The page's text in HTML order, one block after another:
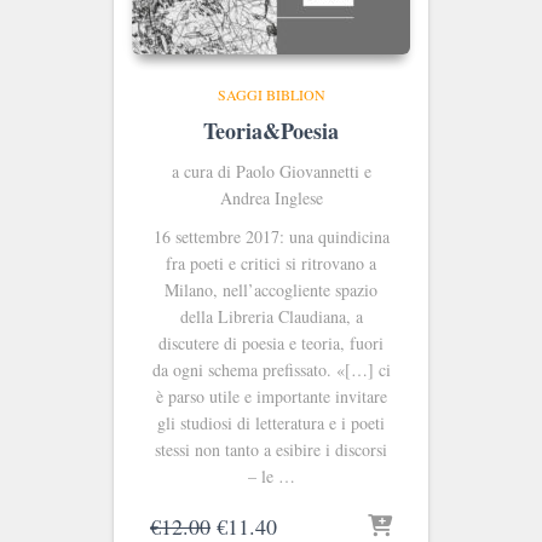
SAGGI BIBLION
Teoria&Poesia
a cura di Paolo Giovannetti e
Andrea Inglese
16 settembre 2017: una quindicina
fra poeti e critici si ritrovano a
Milano, nell’accogliente spazio
della Libreria Claudiana, a
discutere di poesia e teoria, fuori
da ogni schema prefissato. «[…] ci
è parso utile e importante invitare
gli studiosi di letteratura e i poeti
stessi non tanto a esibire i discorsi
– le …
€12.00 Il
€11.40Il